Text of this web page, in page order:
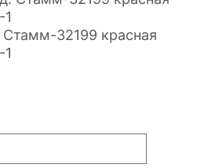
32199 красная